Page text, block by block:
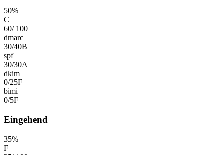
50%
C
60/ 100
dmarc
30/40B
spf
30/30A
dkim
0/25F
bimi
0/5F
Eingehend
35%
F